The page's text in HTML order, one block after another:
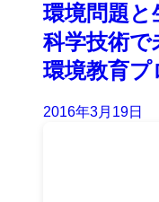
環境問題と
科学技術
環境教育プ
2016年3月19日